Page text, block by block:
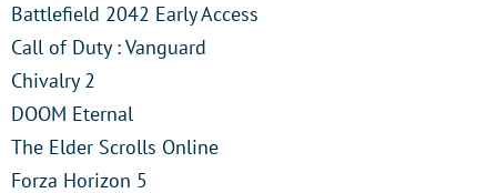
Battlefield 2042 Early Access
Call of Duty : Vanguard
Chivalry 2
DOOM Eternal
The Elder Scrolls Online
Forza Horizon 5